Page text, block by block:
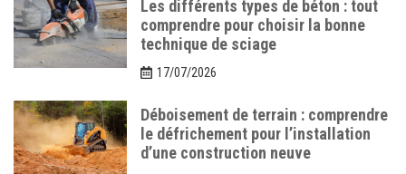
Les différents types de béton : tout
comprendre pour choisir la bonne
technique de sciage
17/07/2026
Déboisement de terrain : comprendre
le défrichement pour l’installation
d’une construction neuve